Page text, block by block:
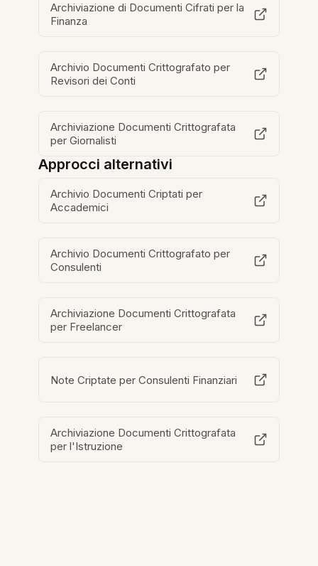
Archiviazione di Documenti Cifrati per la
Finanza
Archivio Documenti Crittografato per
Revisori dei Conti
Archiviazione Documenti Crittografata
per Giornalisti
Approcci alternativi
Archivio Documenti Criptati per
Accademici
Archivio Documenti Crittografato per
Consulenti
Archiviazione Documenti Crittografata
per Freelancer
Note Criptate per Consulenti Finanziari
Archiviazione Documenti Crittografata
per l'Istruzione